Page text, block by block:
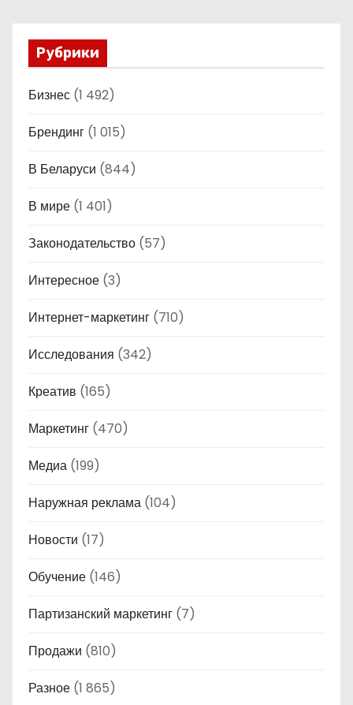
Рубрики
Бизнес (1 492)
Брендинг (1 015)
В Беларуси (844)
В мире (1 401)
Законодательство (57)
Интересное (3)
Интернет-маркетинг (710)
Исследования (342)
Креатив (165)
Маркетинг (470)
Медиа (199)
Наружная реклама (104)
Новости (17)
Обучение (146)
Партизанский маркетинг (7)
Продажи (810)
Разное (1 865)